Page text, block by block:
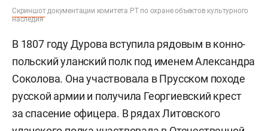
Скриншотдокументации комитета РТ по охране объектов культурного
наследия
В 1807 году Дурова вступила рядовым в конно-
польский уланский полк под именем Александра
Соколова. Она участвовала в Прусском походе
русской армии и получила Георгиевский крест
за спасение офицера. В рядах Литовского